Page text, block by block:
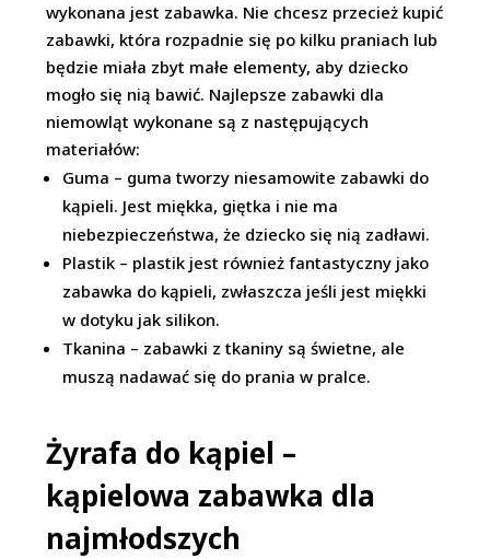
wykonana jest zabawka. Nie chcesz przecież kupić
zabawki, która rozpadnie się po kilku praniach lub
będzie miała zbyt małe elementy, aby dziecko
mogło się nią bawić. Najlepsze zabawki dla
niemowląt wykonane są z następujących
materiałów:
Guma – guma tworzy niesamowite zabawki do
kąpieli. Jest miękka, giętka i nie ma
niebezpieczeństwa, że dziecko się nią zadławi.
Plastik – plastik jest również fantastyczny jako
zabawka do kąpieli, zwłaszcza jeśli jest miękki
w dotyku jak silikon.
Tkanina – zabawki z tkaniny są świetne, ale
muszą nadawać się do prania w pralce.
Żyrafa do kąpiel –
kąpielowa zabawka dla
najmłodszych